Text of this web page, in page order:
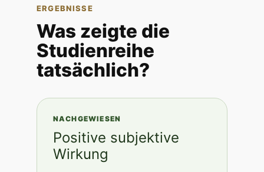
ERGEBNISSE
Was zeigte die
Studienreihe
tatsächlich?
NACHGEWIESEN
Positive subjektive
Wirkung